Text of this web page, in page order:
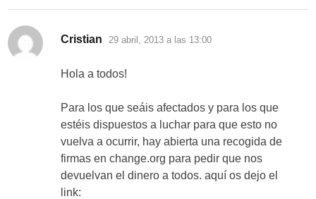
Cristian dice:
29 abril, 2013 a las 13:00
Hola a todos!
Para los que seáis afectados y para los que
estéis dispuestos a luchar para que esto no
vuelva a ocurrir, hay abierta una recogida de
firmas en change.org para pedir que nos
devuelvan el dinero a todos. aquí os dejo el
link: